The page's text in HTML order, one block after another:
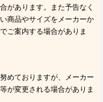
があります。また予告なく
商品やサイズをメーカーか
ご案内する場合がありま
めておりますが、メーカー
が変更される場合がありま